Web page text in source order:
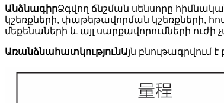
ԱնձնագիրՁգվող ճնշման սենսորը
կշեռքների, փաթեթավորման կշեռքների,
մեքենաների և այլ սարքավորումների
ԱռանձնահատկությունԱյն բնութագրվում